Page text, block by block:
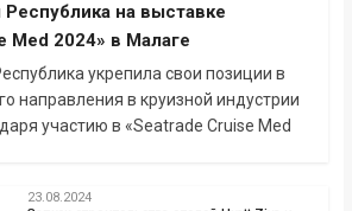
на выставке
Med 2024» в Малаге
укрепила свои позиции в
направления в круизной индустрии
участию в «Seatrade Cruise Med
23.08.2024